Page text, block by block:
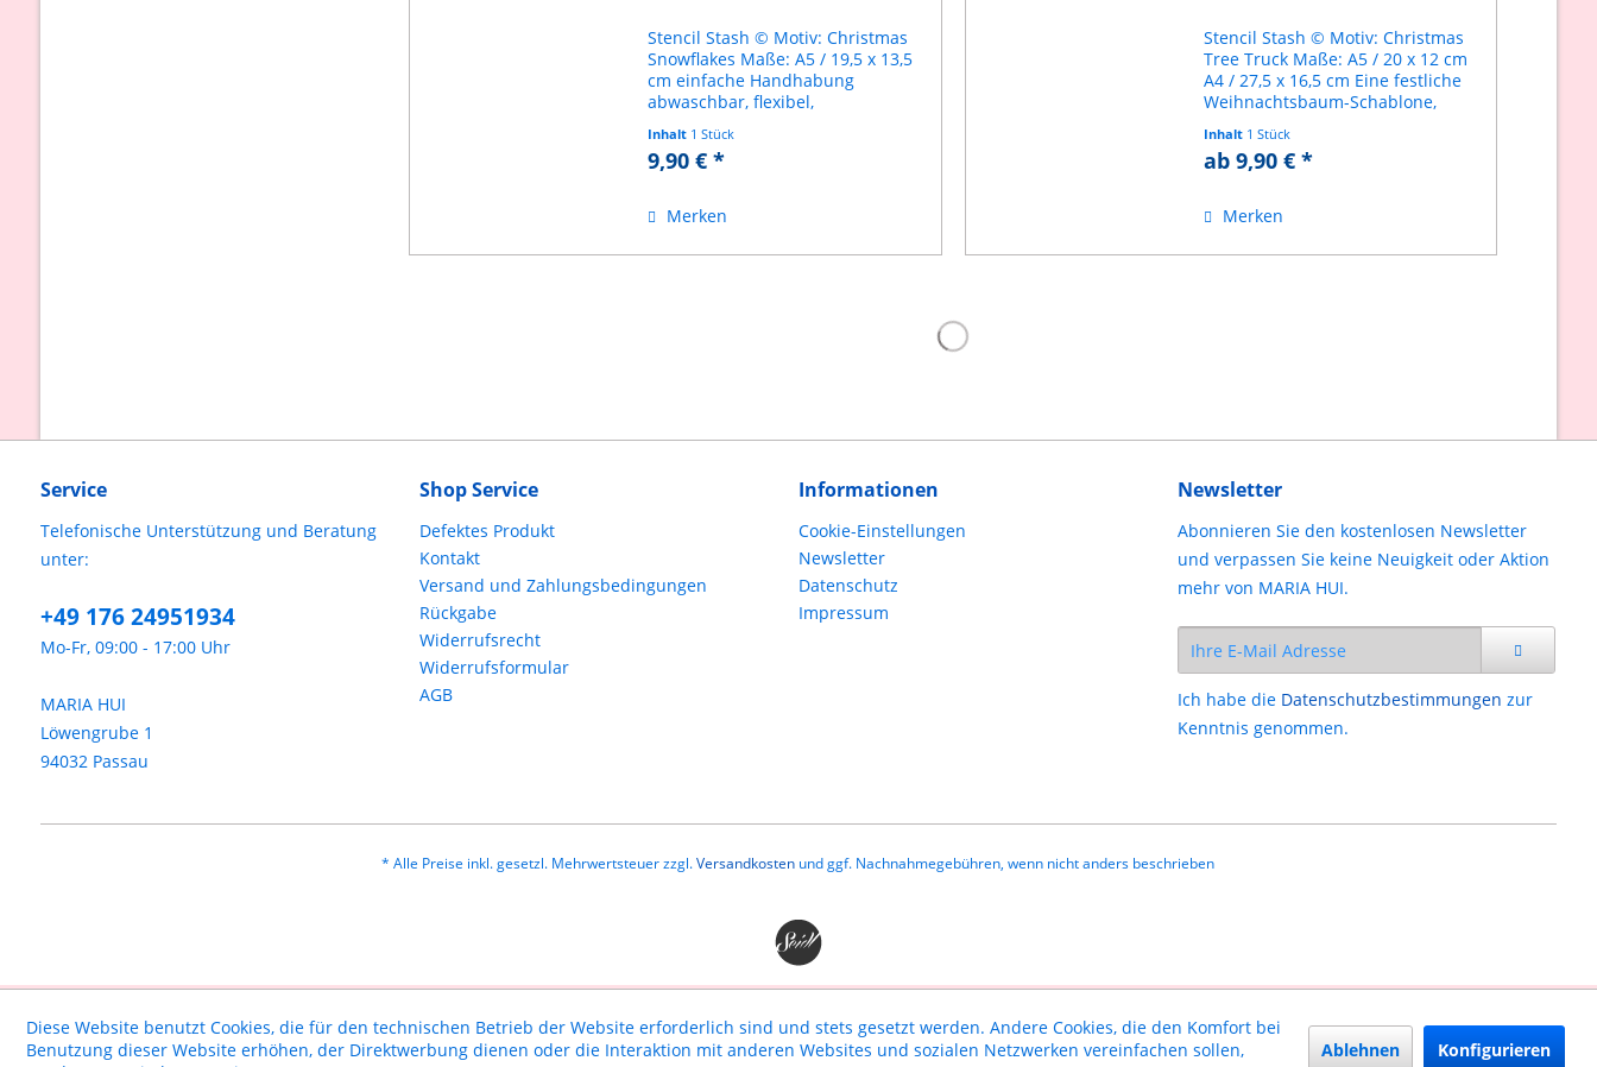
Stencil Stash © Motiv: Christmas
Snowflakes Maße: A5 / 19,5 x 13,5
cm einfache Handhabung
abwaschbar, flexibel,
Kreidefarbe, Acrylfarbe, Spraypaint
etc. Schablone aus haltbarem
Inhalt 1 Stück
9,90 € *
Merken
Stencil Stash © Motiv: Christmas
Tree Truck Maße: A5 / 20 x 12 cm
A4 / 27,5 x 16,5 cm Eine festliche
Weihnachtsbaum-Schablone,
Karten, Stoff und
Weihnachtsbasteleien. einfache
Inhalt 1 Stück
ab 9,90 € *
Merken
Service
Telefonische Unterstützung und Beratung
unter:
+49 176 24951934
Mo-Fr, 09:00 - 17:00 Uhr
MARIA HUI
Löwengrube 1
94032 Passau
Shop Service
Defektes Produkt
Kontakt
Versand und Zahlungsbedingungen
Rückgabe
Widerrufsrecht
Widerrufsformular
AGB
Informationen
Cookie-Einstellungen
Newsletter
Datenschutz
Impressum
Newsletter
Abonnieren Sie den kostenlosen Newsletter
und verpassen Sie keine Neuigkeit oder Aktion
mehr von MARIA HUI.
Ich habe die Datenschutzbestimmungen zur
Kenntnis genommen.
* Alle Preise inkl. gesetzl. Mehrwertsteuer zzgl.Versandkosten und ggf. Nachnahmegebühren, wenn nicht anders beschrieben
Diese Website benutzt Cookies, die für den technischen Betrieb der Website erforderlich sind und stets gesetzt werden. Andere Cookies, die den Komfort bei
Benutzung dieser Website erhöhen, der Direktwerbung dienen oder die Interaktion mit anderen Websites und sozialen Netzwerken vereinfachen sollen,
Ablehnen Konfigurieren